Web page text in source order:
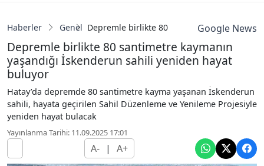
Haberler Genel Depremle birlikte 80 santimetre kaymanın
Google News
Depremle birlikte 80 santimetre kaymanın
yaşandığı İskenderun sahili yeniden hayat
buluyor
Hatay’da depremde 80 santimetre kayma yaşanan İskenderun
sahili, hayata geçirilen Sahil Düzenleme ve Yenileme Projesiyle
yeniden hayat bulacak
Yayınlanma Tarihi: 11.09.2025 17:01
A- | A+